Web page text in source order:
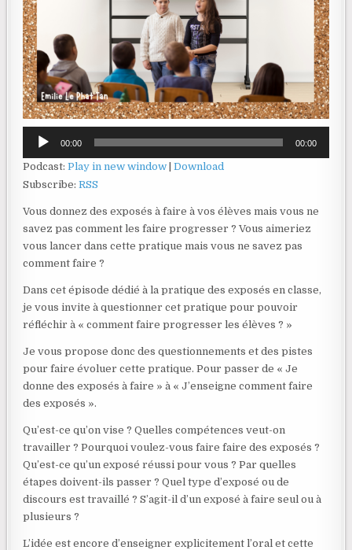
Lecteur
audio
00:00 00:00
Podcast:Play in new window |Download
Subscribe:RSS
Vous donnez des exposés à faire à vos élèves mais vous ne
savez pas comment les faire progresser ? Vous aimeriez
vous lancer dans cette pratique mais vous ne savez pas
comment faire ?
Dans cet épisode dédié à la pratique des exposés en classe,
je vous invite à questionner cet pratique pour pouvoir
réfléchir à « comment faire progresser les élèves ? »
Je vous propose donc des questionnements et des pistes
pour faire évoluer cette pratique. Pour passer de « Je
donne des exposés à faire » à « J’enseigne comment faire
des exposés ».
Qu’est-ce qu’on vise ? Quelles compétences veut-on
travailler ? Pourquoi voulez-vous faire faire des exposés ?
Qu’est-ce qu’un exposé réussi pour vous ? Par quelles
étapes doivent-ils passer ? Quel type d’exposé ou de
discours est travaillé ? S’agit-il d’un exposé à faire seul ou à
plusieurs ?
L’idée est encore d’enseigner explicitement l’oral et cette